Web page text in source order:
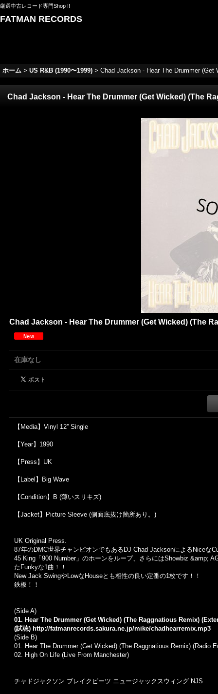
厳選中古レコード専門Shop !!
FATMAN RECORDS
ホーム > US R&B (1990〜1999) > Chad Jackson - Hear The Drummer (Get
Chad Jackson - Hear The Drummer (Get Wicked) (The
Chad Jackson - Hear The Drummer (Get Wicked) (The
在庫なし
【Media】Vinyl 12'' Single
【Year】1990
【Press】UK
【Label】Big Wave
【Condition】B (薄いスリキズ)
【Jacket】Picture Sleeve (側面底抜け箇所あり。)
UK Original Press.
87年のDMC世界チャンピオンでもあるDJ Chad JacksonによるNiceな
45 King「900 Number」のホーンをループ、さらにはShowbiz &amp;
たFunkyな1曲！！
New Jack SwingやLowなHouseとも相性の良い定番の1枚です！！
鉄板！！
(Side A)
01. Hear The Drummer (Get Wicked) (The Raggnatious Remix)
(試聴) http://fatmanrecords.sakura.ne.jp/mike/chadhearremix.mp3
(Side B)
01. Hear The Drummer (Get Wicked) (The Raggnatious Remix) (Radio
02. High On Life (Live From Manchester)
チャドジャクソン ブレイクビーツ ニュージャックスウィング NJS